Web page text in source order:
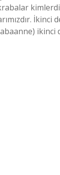
İkinci
ikinci